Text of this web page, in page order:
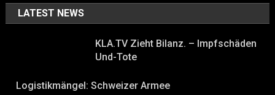
LATEST NEWS
KLA.TV Zieht Bilanz. – Impfschäden
Und-Tote
Logistikmängel: Schweizer Armee